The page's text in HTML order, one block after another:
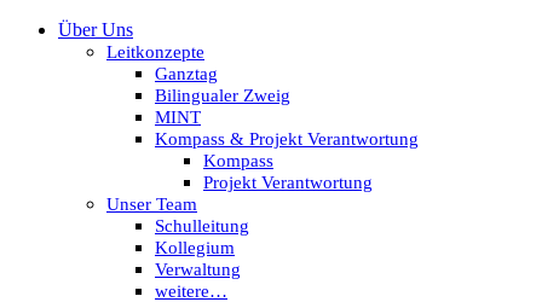
Über Uns
Leitkonzepte
Ganztag
Bilingualer Zweig
MINT
Kompass & Projekt Verantwortung
Kompass
Projekt Verantwortung
Unser Team
Schulleitung
Kollegium
Verwaltung
weitere…